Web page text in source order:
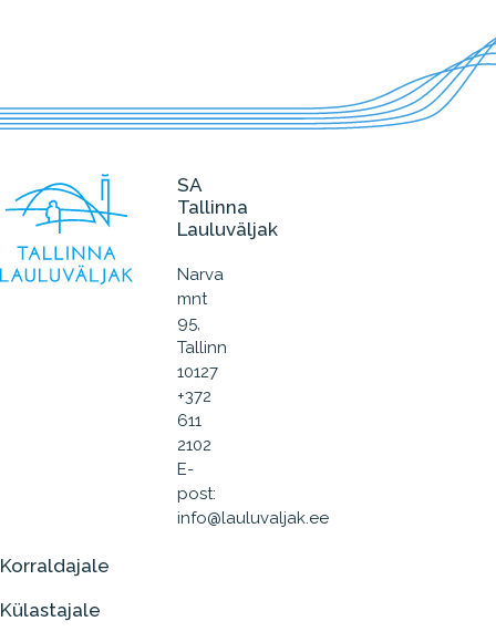
SA
Tallinna
Lauluväljak
Narva
mnt
95,
Tallinn
10127
+372
611
2102
E-
post:
info@lauluvaljak.ee
Korraldajale
Külastajale